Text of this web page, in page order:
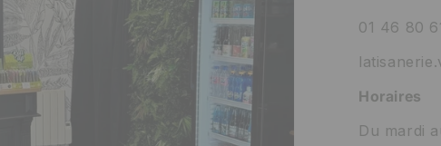
01 46 80
Horaires
Du mardi